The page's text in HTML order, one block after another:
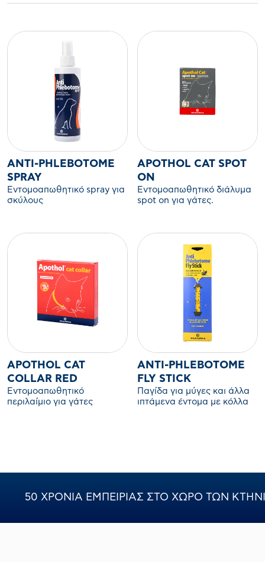
ANTI-PHLEBOTOME
SPRAY
Εντομοαπωθητικό spray για
σκύλους
APOTHOL CAT SPOT
ON
Εντομοαπωθητικό διάλυμα
spot on για γάτες.
APOTHOL CAT
COLLAR RED
Εντομοαπωθητικό
περιλαίμιο για γάτες
ANTI-PHLEBOTOME
FLY STICK
Παγίδα για μύγες και άλλα
ιπτάμενα έντομα με κόλλα
50 ΧΡΟΝΙΑ ΕΜΠΕΙΡΙΑΣ ΣΤΟ ΧΩΡΟ ΤΩΝ